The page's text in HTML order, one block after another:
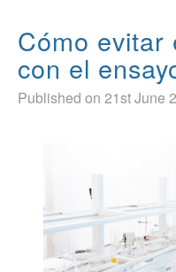
Cómo evitar
con el
Published on 21st June